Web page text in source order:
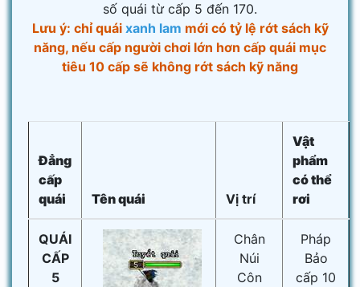
số quái từ cấp 5 đến 170.
Lưu ý: chỉ quái xanh lam mới có tỷ lệ rớt sách kỹ
năng, nếu cấp người chơi lớn hơn cấp quái mục
tiêu 10 cấp sẽ không rớt sách kỹ năng
Đẳng
cấp
quái
Tên quái Vị trí
Vật
phẩm
có thể
rơi
QUÁI
CẤP
5
Chân
Núi
Côn
Pháp
Bảo
cấp 10